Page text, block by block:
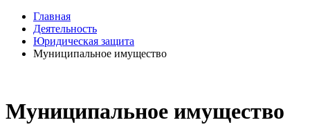
Главная
Деятельность
Юридическая защита
Муниципальное имущество
Муниципальное имущество